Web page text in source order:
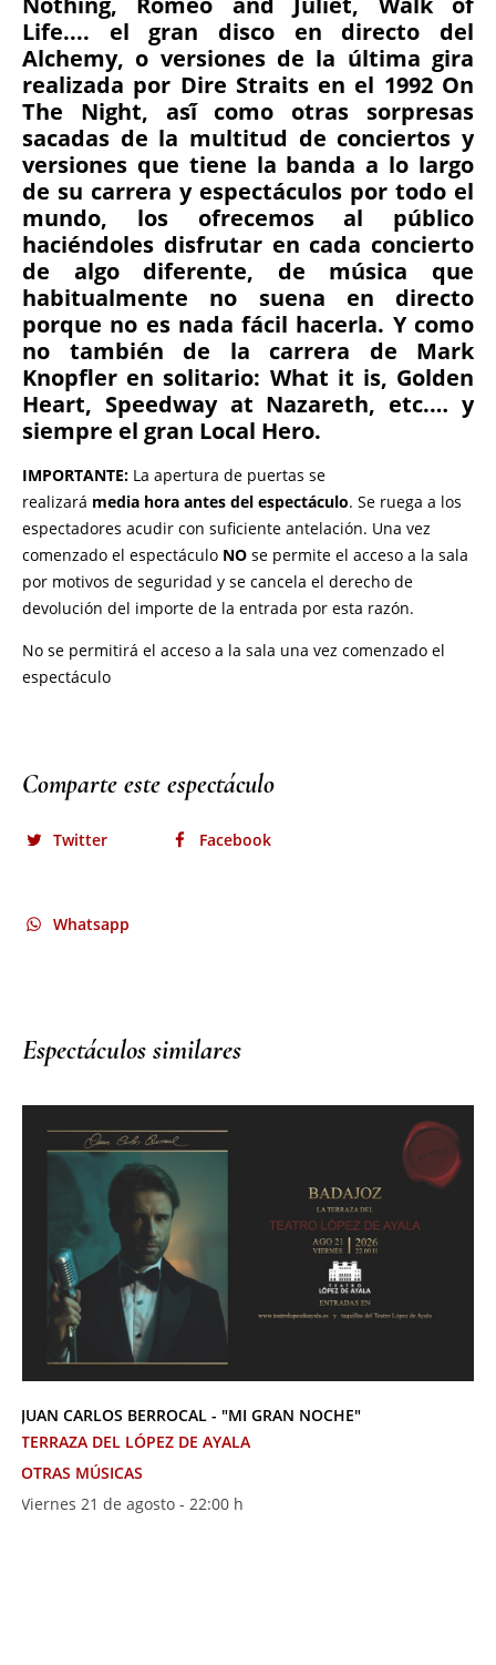
Comparte este espectáculo
Twitter Facebook
Whatsapp
Espectáculos similares
JUAN CARLOS BERROCAL - "MI GRAN NOCHE"
TERRAZA DEL LÓPEZ DE AYALA
OTRAS MÚSICAS
Viernes 21 de agosto - 22:00 h